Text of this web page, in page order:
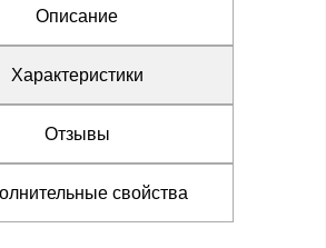
Описание
Характеристики
Отзывы
свойства